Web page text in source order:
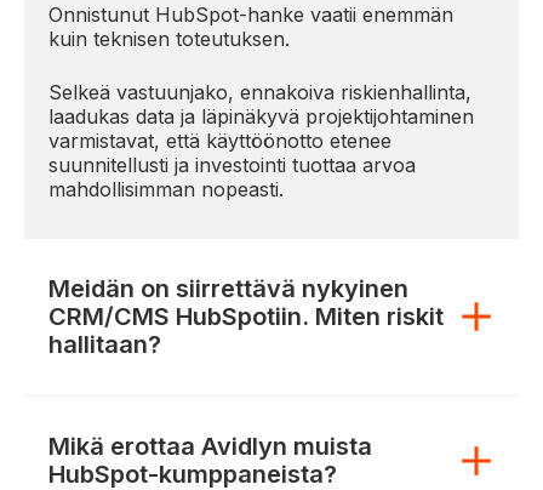
Onnistunut HubSpot-hanke vaatii enemmän
kuin teknisen toteutuksen.
Selkeä vastuunjako, ennakoiva riskienhallinta,
laadukas data ja läpinäkyvä projektijohtaminen
varmistavat, että käyttöönotto etenee
suunnitellusti ja investointi tuottaa arvoa
mahdollisimman nopeasti.
Meidän on siirrettävä nykyinen
CRM/CMS HubSpotiin. Miten riskit
hallitaan?
Mikä erottaa Avidlyn muista
HubSpot-kumppaneista?